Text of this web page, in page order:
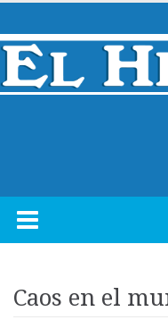
Skip
content
Caos en el